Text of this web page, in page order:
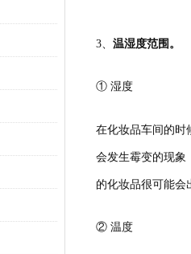
3、 温湿度范围。
① 湿度
在化妆品车间的时
会发生霉变的现象
的化妆品很可能会
② 温度